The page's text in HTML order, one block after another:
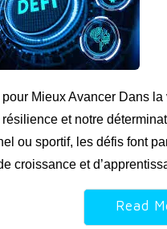
Mieux Avancer Dans
et notre
ou sportif, les défis font
croissance et
Read